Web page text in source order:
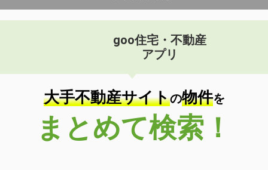
goo住宅・不動産
アプリ
大手不動産サイト
まとめて検索！